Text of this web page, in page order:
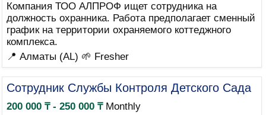
Компания ТОО АЛПРОФ ищет сотрудника на
должность охранника. Работа предполагает сменный
график на территории охраняемого коттеджного
комплекса.
📍 Алматы (AL) 🌱 Fresher
Сотрудник Службы Контроля Детского Сада
200 000 ₸ - 250 000 ₸Monthly